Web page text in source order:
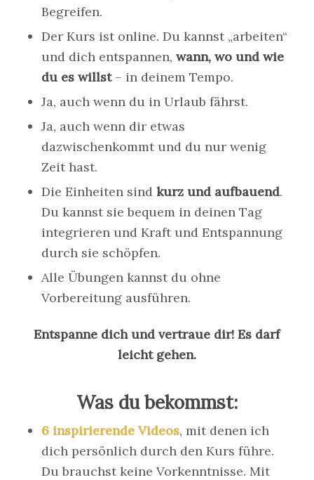
Begreifen.
Der Kurs ist online. Du kannst „arbeiten“
und dich entspannen, wann, wo und wie
du es willst– in deinem Tempo.
Ja, auch wenn du in Urlaub fährst.
Ja, auch wenn dir etwas
dazwischenkommt und du nur wenig
Zeit hast.
Die Einheiten sind kurz und aufbauend.
Du kannst sie bequem in deinen Tag
integrieren und Kraft und Entspannung
durch sie schöpfen.
Alle Übungen kannst du ohne
Vorbereitung ausführen.
Entspanne dich und vertraue dir! Es darf
leicht gehen.
Was du bekommst:
6 inspirierende Videos, mit denen ich
dich persönlich durch den Kurs führe.
Du brauchst keine Vorkenntnisse. Mit